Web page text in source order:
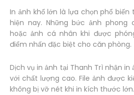
In ảnh khổ lớn là lựa chọn phổ
hiện nay. Những bức ảnh phong
hoặc ảnh cá nhân khi được
điểm nhấn đặc biệt cho căn phòng.
Dịch vụ in ảnh tại Thanh Trì nhận
với chất lượng cao. File ảnh được
không bị vỡ nét khi in kích thước lớn.